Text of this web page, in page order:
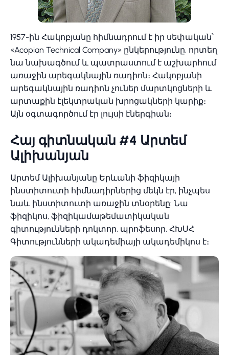
1957-ին Հակոբյանը հիմնադրում է իր սեփական՝
«Acopian Technical Company» ընկերությունը, որտեղ
նա նախագծում և պատրաստում է աշխարհում
առաջին արեգակնային ռադիոն։ Հակոբյանի
արեգակնային ռադիոն չուներ մարտկոցների և
արտաքին էլեկտրական խրոցակների կարիք։
Այն օգտագործում էր լույսի էներգիան։
Հայ գիտնական #4 Արտեմ
Ալիխանյան
Արտեմ Ալիխանյանը Երևանի ֆիզիկայի
ինստիտուտի հիմնադիրներից մեկն էր, ինչպես
նաև ինստիտուտի առաջին տնօրենը: Նա
ֆիզիկոս, ֆիզիկամաթեմատիկական
գիտությունների դոկտոր, պրոֆեսոր, ՀԽՍՀ
Գիտությունների ակադեմիայի ակադեմիկոս է։